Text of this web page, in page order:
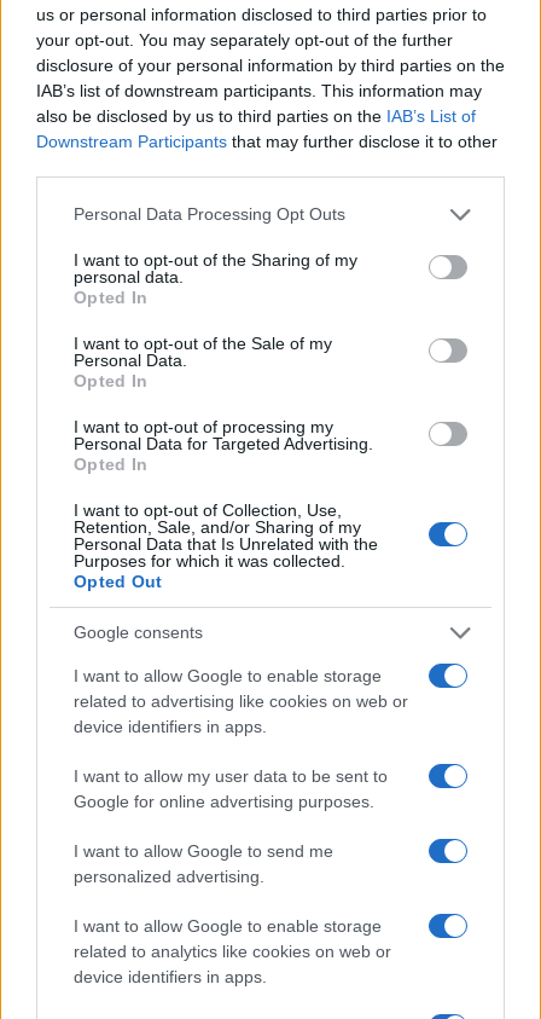
us or personal information disclosed to third parties prior to
your opt-out. You may separately opt-out of the further
disclosure of your personal information by third parties on the
IAB’s list of downstream participants. This information may
also be disclosed by us to third parties on the IAB’s List of
Downstream Participants that may further disclose it to other
Please note that this website/app uses one or more Google
not limited to your visit or usage behaviour. You may click to
grant or deny consent to Google and its third-party tags to
use your data for below specified purposes in below Google
consent section.
Personal Data Processing Opt Outs
I want to opt-out of the Sharing of my
personal data.
Opted In
I want to opt-out of the Sale of my
Personal Data.
Opted In
I want to opt-out of processing my
Personal Data for Targeted Advertising.
Opted In
I want to opt-out of Collection, Use,
Retention, Sale, and/or Sharing of my
Personal Data that Is Unrelated with the
Purposes for which it was collected.
Opted Out
Google consents
I want to allow Google to enable storage
related to advertising like cookies on web or
device identifiers in apps.
I want to allow my user data to be sent to
Google for online advertising purposes.
I want to allow Google to send me
personalized advertising.
I want to allow Google to enable storage
related to analytics like cookies on web or
device identifiers in apps.
CIENCIA Y TECNOLOGÍA
Ética en IA: marcos, riesgos y
mitigaciones aplicadas
Protocolos de seguridad ocular y
consejos para fotografiar eclipses solares
Un eclipse solar es un espectáculo natural que…
CIENCIA Y TECNOLOGÍA